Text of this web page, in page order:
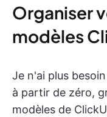
Organiser
modèles
Je n'ai plus
à partir de zéro,
modèles de